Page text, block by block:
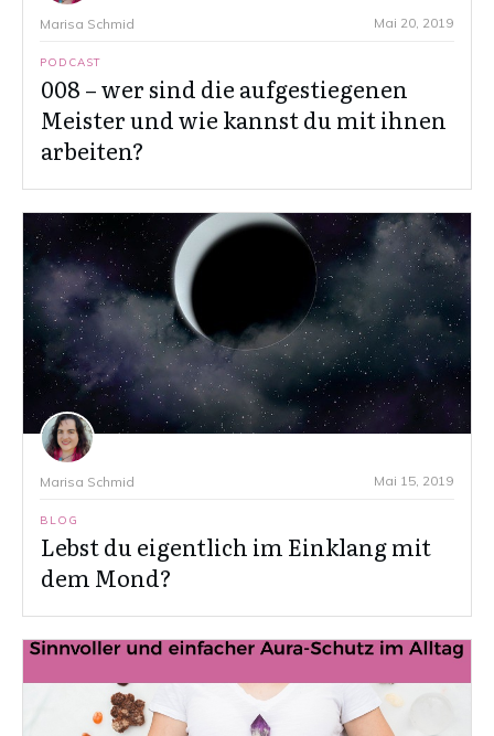
Marisa Schmid Mai 20, 2019
PODCAST
008 – wer sind die aufgestiegenen
Meister und wie kannst du mit ihnen
arbeiten?
Marisa Schmid Mai 15, 2019
BLOG
Lebst du eigentlich im Einklang mit
dem Mond?